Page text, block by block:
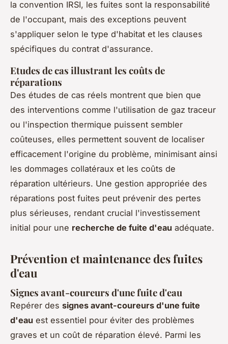
la convention IRSI, les fuites sont la responsabilité
de l'occupant, mais des exceptions peuvent
s'appliquer selon le type d'habitat et les clauses
spécifiques du contrat d'assurance.
Etudes de cas illustrant les coûts de
réparations
Des études de cas réels montrent que bien que
des interventions comme l'utilisation de gaz traceur
ou l'inspection thermique puissent sembler
coûteuses, elles permettent souvent de localiser
efficacement l'origine du problème, minimisant ainsi
les dommages collatéraux et les coûts de
réparation ultérieurs. Une gestion appropriée des
réparations post fuites peut prévenir des pertes
plus sérieuses, rendant crucial l'investissement
initial pour une recherche de fuite d'eau adéquate.
Prévention et maintenance des fuites
d'eau
Signes avant-coureurs d'une fuite d'eau
Repérer des signes avant-coureurs d'une fuite
d'eau est essentiel pour éviter des problèmes
graves et un coût de réparation élevé. Parmi les